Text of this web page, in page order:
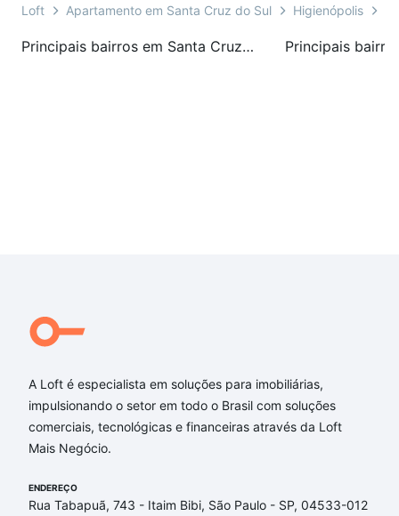
Loft Apartamento em Santa Cruz do Sul Higienópolis
Principais bairros em Santa Cruz do Sul, RS
A Loft é especialista em soluções para imobiliárias,
impulsionando o setor em todo o Brasil com soluções
comerciais, tecnológicas e financeiras através da Loft
Mais Negócio.
ENDEREÇO
Rua Tabapuã, 743 - Itaim Bibi, São Paulo - SP, 04533-012